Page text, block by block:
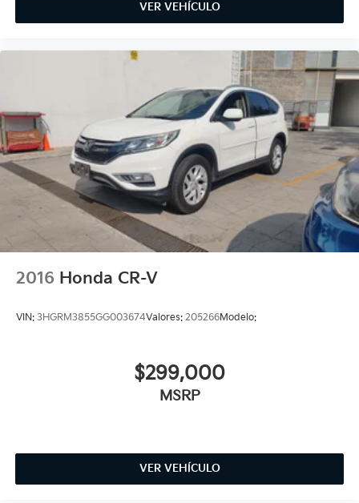
VER VEHÍCULO
2016 Honda CR-V
VIN: 3HGRM3855GG003674Valores: 205266Modelo:
$299,000
MSRP
VER VEHÍCULO